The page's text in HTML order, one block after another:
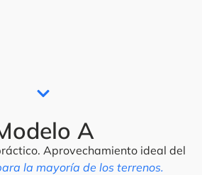
A
Aprovechamiento ideal del
la mayoría de los terrenos.